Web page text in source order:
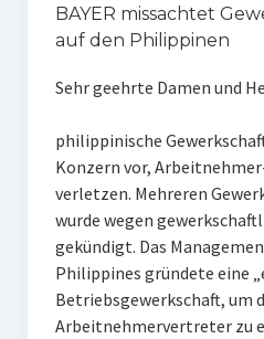
BAYER missachtet
auf den Philippinen
Sehr geehrte Damen und
philippinische
Konzern vor,
verletzen. Mehreren
wurde wegen
gekündigt. Das
Philippines gründete eine
Betriebsgewerkschaft, um
Arbeitnehmervertreter zu